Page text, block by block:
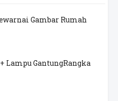
Gambar Rumah
Lampu GantungRangka